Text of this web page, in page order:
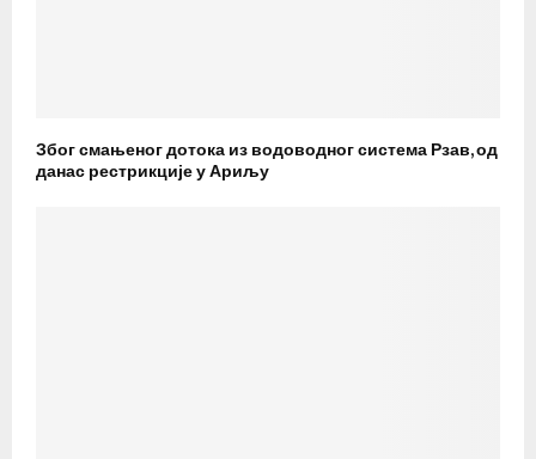
Због смањеног дотока из водоводног система Рзав, од
данас рестрикције у Ариљу